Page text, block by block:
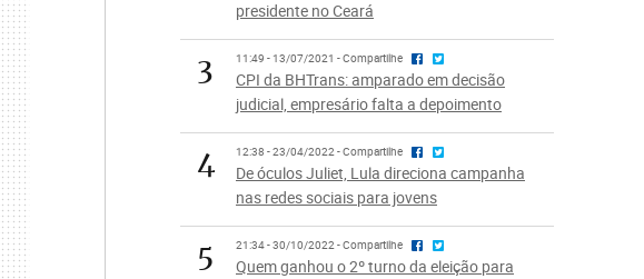
presidente no Ceará
3 11:49 - 13/07/2021 - Compartilhe
CPI da BHTrans: amparado em decisão
judicial, empresário falta a depoimento
4 12:38 - 23/04/2022 - Compartilhe
De óculos Juliet, Lula direciona campanha
nas redes sociais para jovens
5 21:34 - 30/10/2022 - Compartilhe
Quem ganhou o 2º turno da eleição para